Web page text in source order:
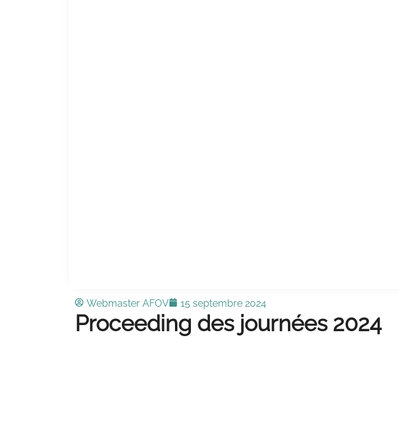
Webmaster AFOV 15 septembre 2024
Proceeding des journées 2024